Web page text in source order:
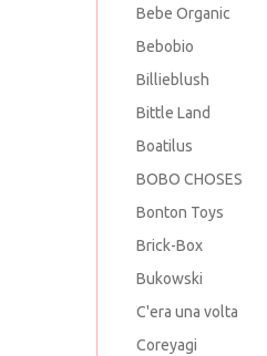
Bebe Organic
Bebobio
Billieblush
Bittle Land
Boatilus
BOBO CHOSES
Bonton Toys
Brick-Box
Bukowski
C'era una volta
Coreyagi